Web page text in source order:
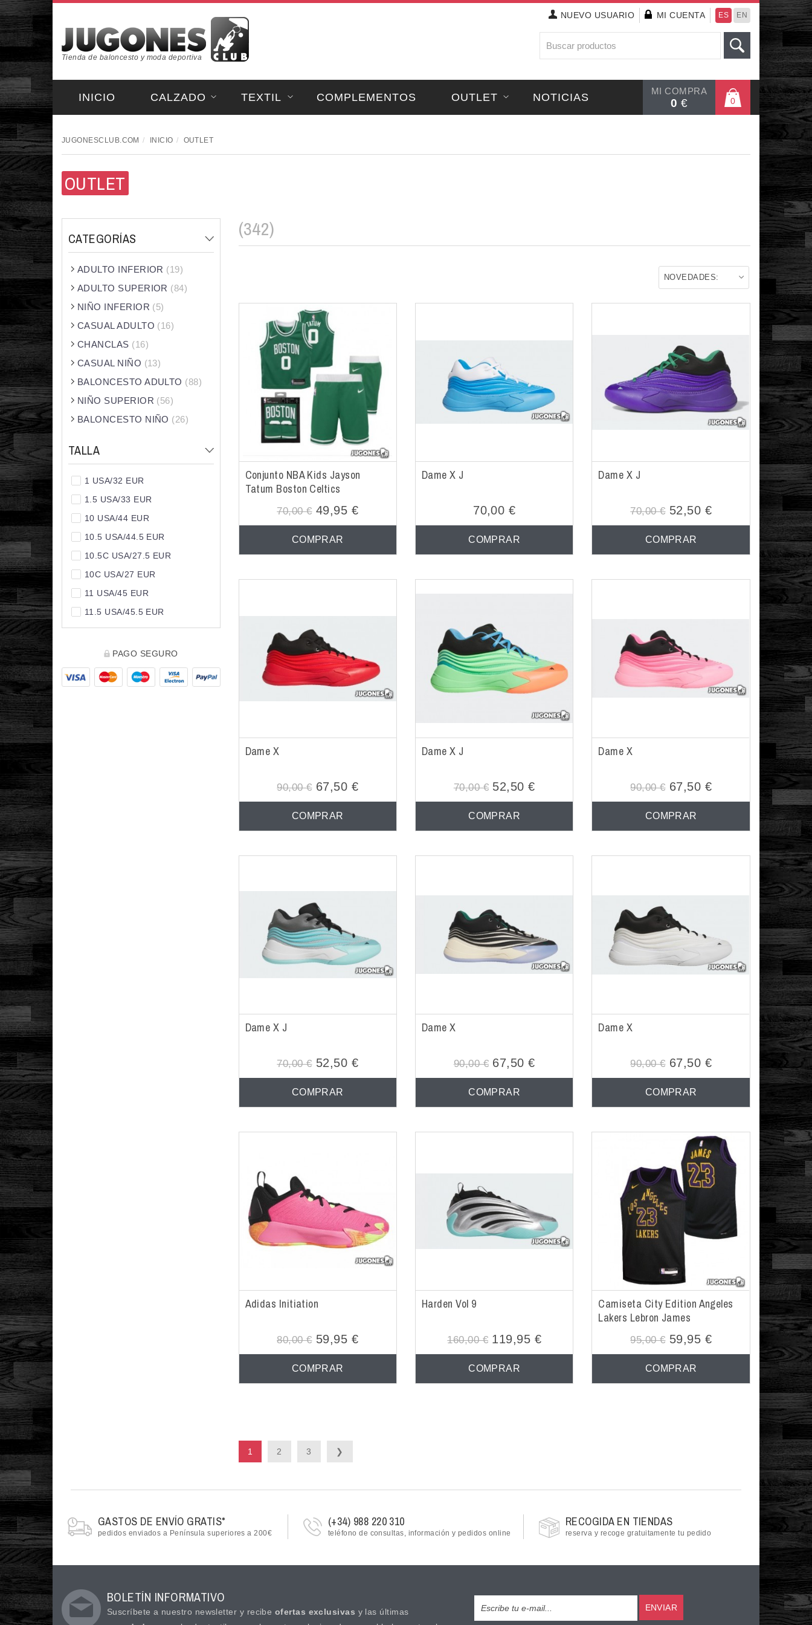
Tienda de baloncesto y moda deportiva
NUEVO USUARIO MI CUENTA ES EN
MI COMPRA
0 € 0
INICIO CALZADO TEXTIL COMPLEMENTOS OUTLET NOTICIAS
JUGONESCLUB.COM INICIO OUTLET
OUTLET
CATEGORÍAS
ADULTO INFERIOR (19)
ADULTO SUPERIOR (84)
NIÑO INFERIOR (5)
CASUAL ADULTO (16)
CHANCLAS (16)
CASUAL NIÑO (13)
BALONCESTO ADULTO (88)
NIÑO SUPERIOR (56)
BALONCESTO NIÑO (26)
TALLA
1 USA/32 EUR
1.5 USA/33 EUR
10 USA/44 EUR
10.5 USA/44.5 EUR
10.5C USA/27.5 EUR
10C USA/27 EUR
11 USA/45 EUR
11.5 USA/45.5 EUR
11.5C USA/28.5 EUR
116 CMS/XXS
12 USA/46 EUR
12.5 USA/47 EUR
L
M
UNICA
XS
PAGO SEGURO
(342)
NOVEDADES:
Conjunto NBA Kids Jayson
Tatum Boston Celtics
70,00 €49,95 €
COMPRAR
Dame X J
70,00 €
COMPRAR
Dame X J
70,00 €52,50 €
COMPRAR
Dame X
90,00 €67,50 €
COMPRAR
Dame X J
70,00 €52,50 €
COMPRAR
Dame X
90,00 €67,50 €
COMPRAR
Dame X J
70,00 €52,50 €
COMPRAR
Dame X
90,00 €67,50 €
COMPRAR
Dame X
90,00 €67,50 €
COMPRAR
Adidas Initiation
80,00 €59,95 €
COMPRAR
Harden Vol 9
160,00 € 119,95 €
COMPRAR
Camiseta City Edition Angeles
Lakers Lebron James
95,00 €59,95 €
COMPRAR
1 2 3 ❯
GASTOS DE ENVÍO GRATIS*
pedidos enviados a Península superiores a 200€
(+34) 988 220 310
teléfono de consultas, información y pedidos online
RECOGIDA EN TIENDAS
reserva y recoge gratuitamente tu pedido
BOLETÍN INFORMATIVO
Suscríbete a nuestro newsletter y recibe ofertas exclusivas y las últimas
ENVIAR